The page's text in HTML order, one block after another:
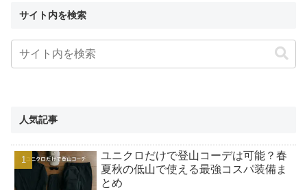
サイト内を検索
人気記事
ユニクロだけで登山コーデは可能？春
夏秋の低山で使える最強コスパ装備ま
とめ